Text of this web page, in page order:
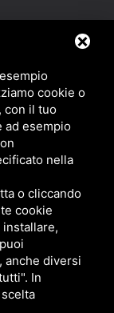
DA GOOGLE
DI GOOGLE.
cookie o
con il tuo
ad esempio
nella
o cliccando
cookie
anche diversi
In